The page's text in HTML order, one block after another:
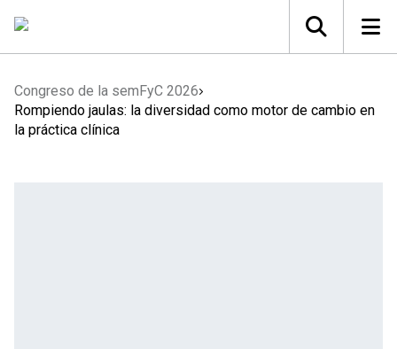
Congreso de la semFyC 2026
Rompiendo jaulas: la diversidad como motor de cambio en
la práctica clínica